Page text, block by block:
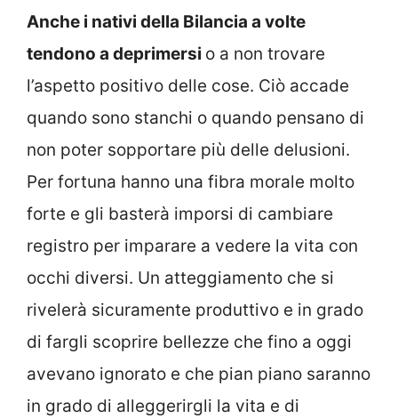
Anche i nativi della Bilancia a volte
tendono a deprimersi o a non trovare
l’aspetto positivo delle cose. Ciò accade
quando sono stanchi o quando pensano di
non poter sopportare più delle delusioni.
Per fortuna hanno una fibra morale molto
forte e gli basterà imporsi di cambiare
registro per imparare a vedere la vita con
occhi diversi. Un atteggiamento che si
rivelerà sicuramente produttivo e in grado
di fargli scoprire bellezze che fino a oggi
avevano ignorato e che pian piano saranno
in grado di alleggerirgli la vita e di